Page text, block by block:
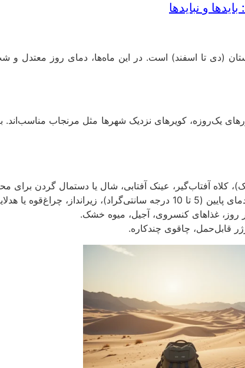
و نبایدها
(دی تا اسفند) است. در این ماه‌ها، دمای روز معتدل
آفتاب‌گیر، عینک آفتابی، شال یا دستمال گردن برای
چراغ‌قوه یا هدلایت.